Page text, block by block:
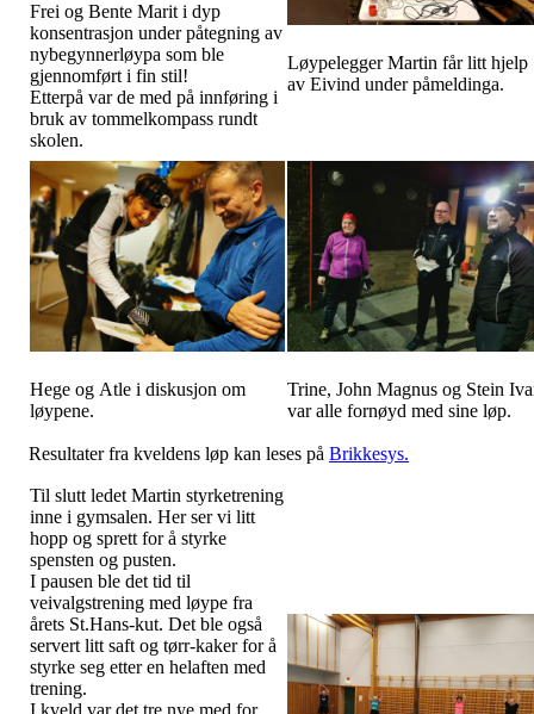
Frei og Bente Marit i dyp
konsentrasjon under påtegning av
nybegynnerløypa som ble
gjennomført i fin stil!
Etterpå var de med på innføring i
bruk av tommelkompass rundt
skolen.
Løypelegger Martin får litt hjelp
av Eivind under påmeldinga.
Hege og Atle i diskusjon om
løypene.
Trine, John Magnus og Stein
var alle fornøyd med sine løp.
Resultater fra kveldens løp kan leses på Brikkesys.
Til slutt ledet Martin styrketrening
inne i gymsalen. Her ser vi litt
hopp og sprett for å styrke
spensten og pusten.
I pausen ble det tid til
veivalgstrening med løype fra
årets St.Hans-kut. Det ble også
servert litt saft og tørr-kaker for å
styrke seg etter en helaften med
trening.
I kveld var det tre nye med for